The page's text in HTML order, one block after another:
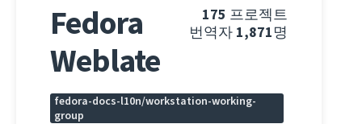
175 프로젝트
번역자 1,871명
Fedora
Weblate
fedora-docs-l10n/workstation-working-
group